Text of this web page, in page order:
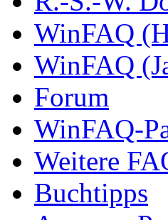
WinFAQ
WinFAQ
Forum
WinFAQ-
Weitere
Buchtipps